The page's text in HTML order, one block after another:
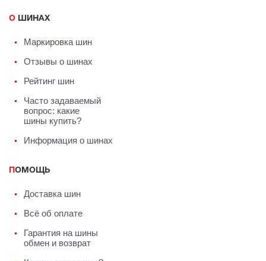
О ШИНАХ
Маркировка шин
Отзывы о шинах
Рейтинг шин
Часто задаваемый
вопрос: какие
шины купить?
Информация о шинах
ПОМОЩЬ
Доставка шин
Всё об оплате
Гарантия на шины
обмен и возврат